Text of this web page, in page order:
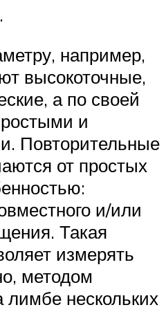
например,
высокоточные,
а по своей
и
Повторительные
от простых
и/или
Такая
измерять
методом
лимбе нескольких